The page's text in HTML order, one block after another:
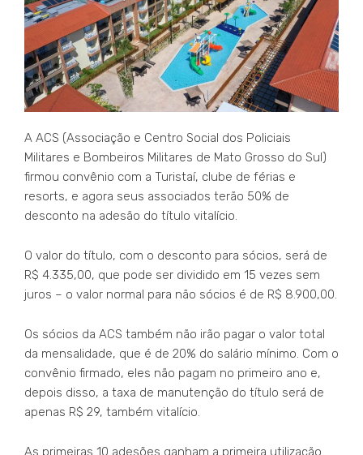
A ACS (Associação e Centro Social dos Policiais
Militares e Bombeiros Militares de Mato Grosso do Sul)
firmou convênio com a Turistaí, clube de férias e
resorts, e agora seus associados terão 50% de
desconto na adesão do título vitalício.
O valor do título, com o desconto para sócios, será de
R$ 4.335,00, que pode ser dividido em 15 vezes sem
juros – o valor normal para não sócios é de R$ 8.900,00.
Os sócios da ACS também não irão pagar o valor total
da mensalidade, que é de 20% do salário mínimo. Com o
convênio firmado, eles não pagam no primeiro ano e,
depois disso, a taxa de manutenção do título será de
apenas R$ 29, também vitalício.